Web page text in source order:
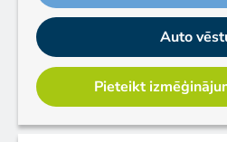
Auto
Pieteikt